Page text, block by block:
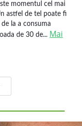
momentul cel mai
astfel de tel poate fi
la a consuma
de 30 de... Mai